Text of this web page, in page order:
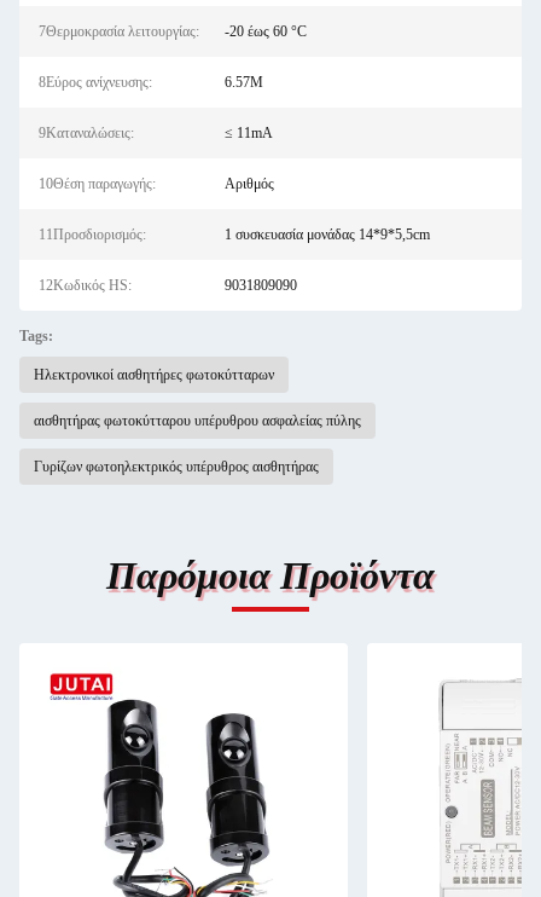
7Θερμοκρασία λειτουργίας: -20 έως 60 °C
8Εύρος ανίχνευσης: 6.57M
9Καταναλώσεις: ≤ 11mA
10Θέση παραγωγής: Αριθμός
11Προσδιορισμός: 1 συσκευασία μονάδας 14*9*5,5cm
12Κωδικός HS: 9031809090
Tags:
Ηλεκτρονικοί αισθητήρες φωτοκύτταρων
αισθητήρας φωτοκύτταρου υπέρυθρου ασφαλείας πύλης
Γυρίζων φωτοηλεκτρικός υπέρυθρος αισθητήρας
Παρόμοια Προϊόντα